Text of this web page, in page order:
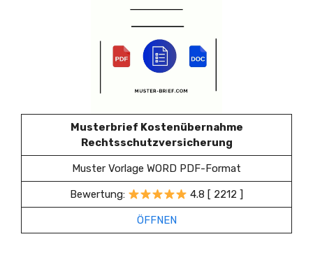
Musterbrief Kostenübernahme
Rechtsschutzversicherung
Muster Vorlage WORD PDF-Format
Bewertung: 4.8 [ 2212 ]
ÖFFNEN